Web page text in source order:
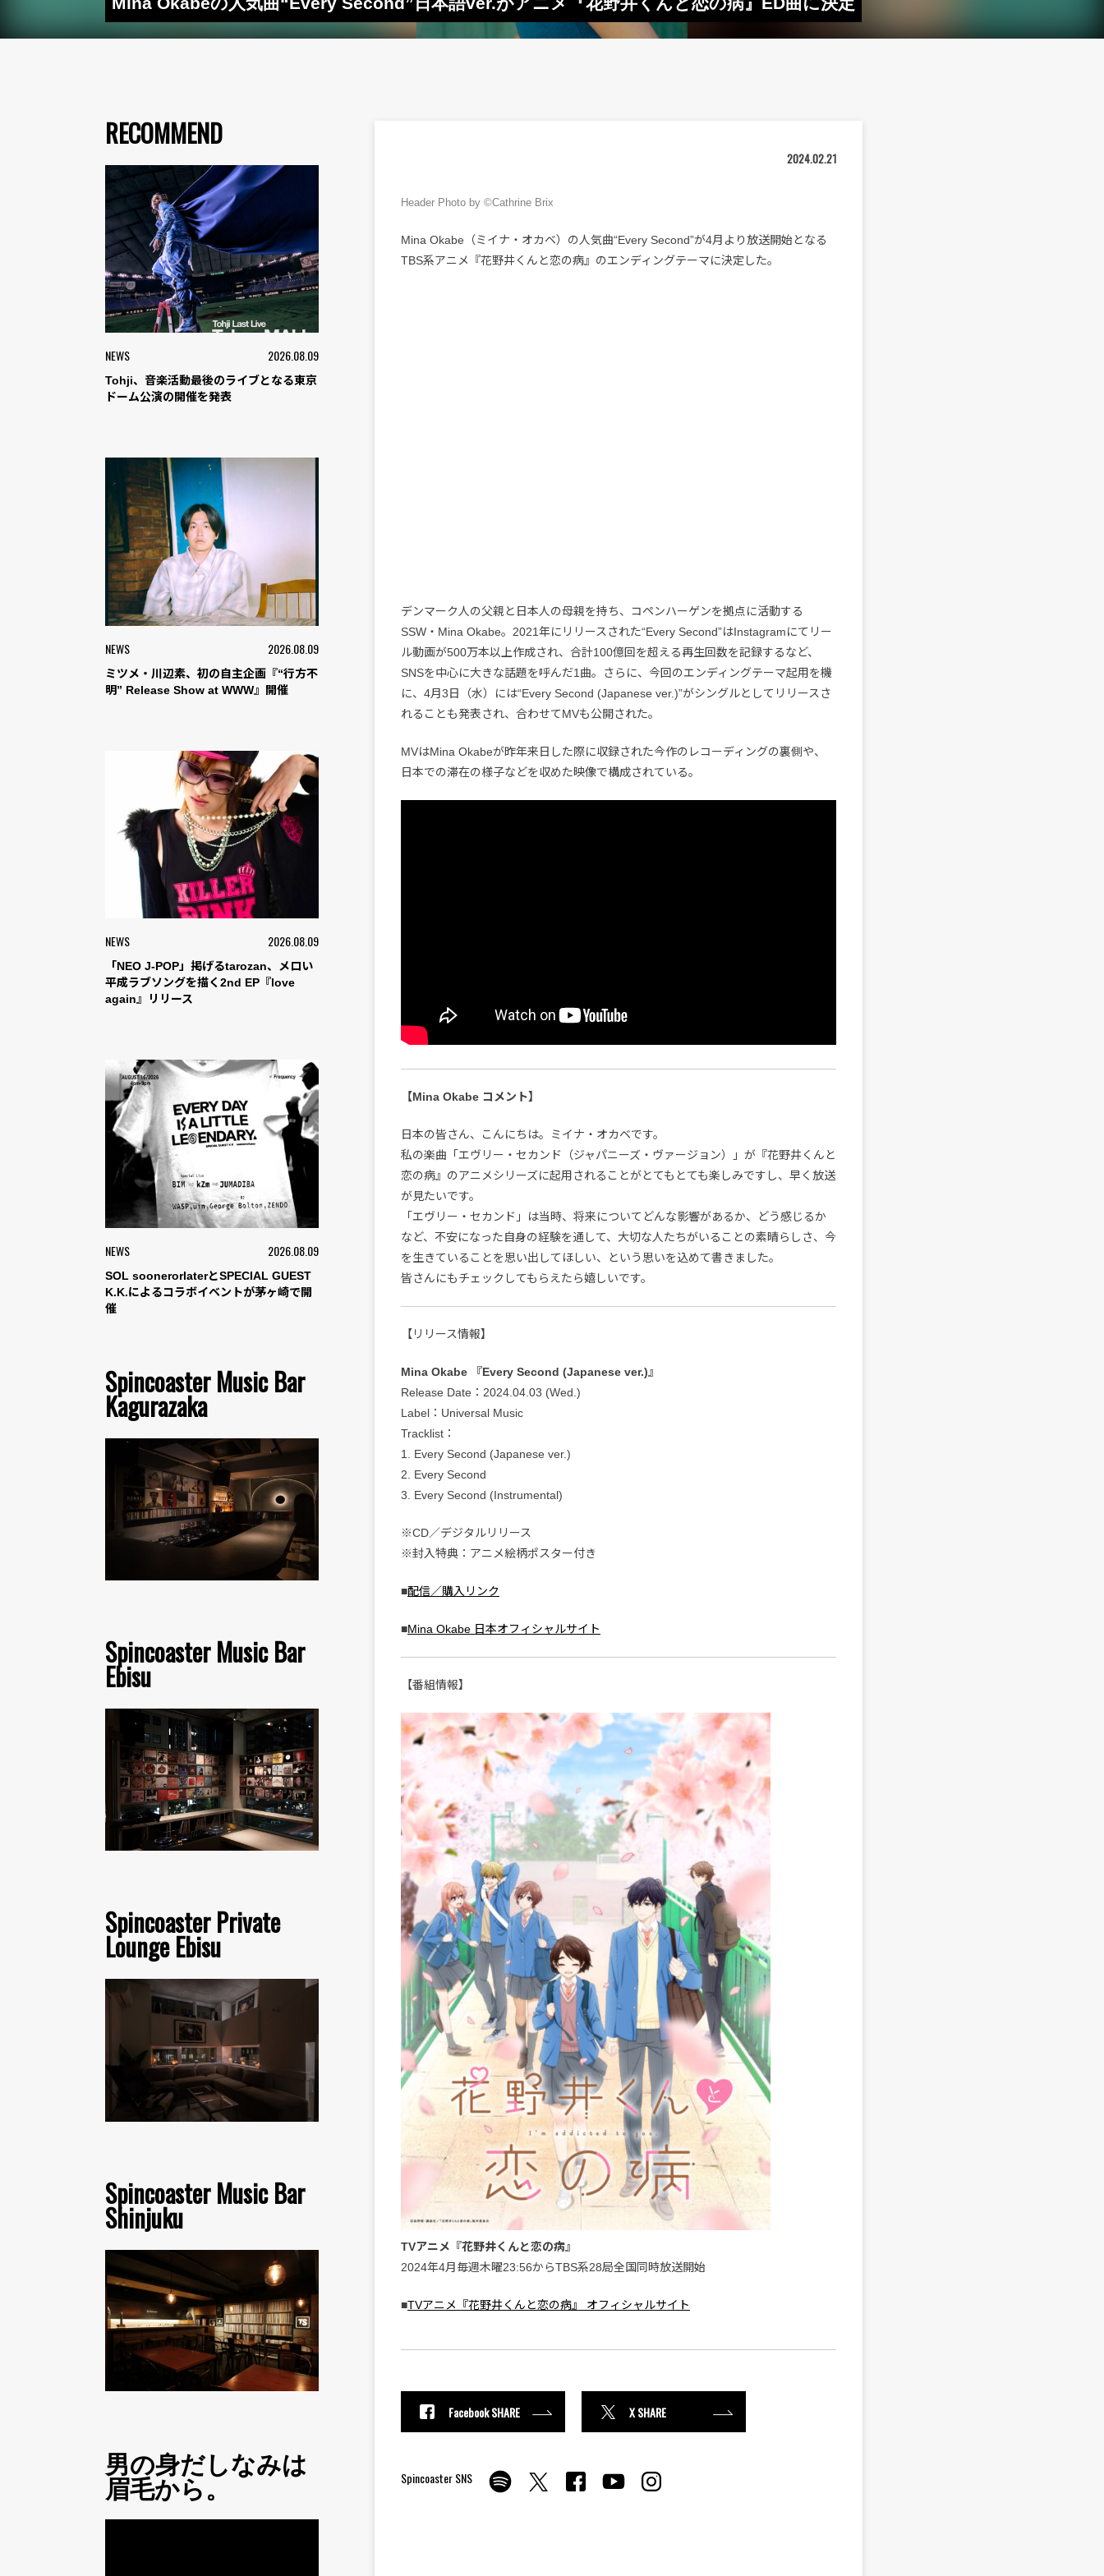
RECOMMEND
NEWS 2026.08.09
Tohji、音楽活動最後のライブとなる東京
ドーム公演の開催を発表
NEWS 2026.08.09
ミツメ・川辺素、初の自主企画『“行方不
明” Release Show at WWW』開催
NEWS 2026.08.09
「NEO J-POP」掲げるtarozan、メロい
平成ラブソングを描く2nd EP『love
again』リリース
NEWS 2026.08.09
SOL soonerorlaterとSPECIAL GUEST
K.K.によるコラボイベントが茅ヶ崎で開
催
Spincoaster Music Bar
Kagurazaka
Spincoaster Music Bar
Ebisu
Spincoaster Private
Lounge Ebisu
Spincoaster Music Bar
Shinjuku
男の身だしなみは
眉毛から。
2024.02.21
Header Photo by ©Cathrine Brix
Mina Okabe（ミイナ・オカベ）の人気曲“Every Second”が4月より放送開始となる
TBS系アニメ『花野井くんと恋の病』のエンディングテーマに決定した。
デンマーク人の父親と日本人の母親を持ち、コペンハーゲンを拠点に活動する
SSW・Mina Okabe。2021年にリリースされた“Every Second”はInstagramにてリー
ル動画が500万本以上作成され、合計100億回を超える再生回数を記録するなど、
SNSを中心に大きな話題を呼んだ1曲。さらに、今回のエンディングテーマ起用を機
に、4月3日（水）には“Every Second (Japanese ver.)”がシングルとしてリリースさ
れることも発表され、合わせてMVも公開された。
MVはMina Okabeが昨年来日した際に収録された今作のレコーディングの裏側や、
日本での滞在の様子などを収めた映像で構成されている。
【Mina Okabe コメント】
日本の皆さん、こんにちは。ミイナ・オカベです。
私の楽曲「エヴリー・セカンド（ジャパニーズ・ヴァージョン）」が『花野井くんと
恋の病』のアニメシリーズに起用されることがとてもとても楽しみですし、早く放送
が見たいです。
「エヴリー・セカンド」は当時、将来についてどんな影響があるか、どう感じるか
など、不安になった自身の経験を通して、大切な人たちがいることの素晴らしさ、今
を生きていることを思い出してほしい、という思いを込めて書きました。
皆さんにもチェックしてもらえたら嬉しいです。
【リリース情報】
Mina Okabe 『Every Second (Japanese ver.)』
Release Date：2024.04.03 (Wed.)
Label：Universal Music
Tracklist：
1. Every Second (Japanese ver.)
2. Every Second
3. Every Second (Instrumental)
※CD／デジタルリリース
※封入特典：アニメ絵柄ポスター付き
■配信／購入リンク
■Mina Okabe 日本オフィシャルサイト
【番組情報】
TVアニメ『花野井くんと恋の病』
2024年4月毎週木曜23:56からTBS系28局全国同時放送開始
■TVアニメ『花野井くんと恋の病』 オフィシャルサイト
Facebook SHARE X SHARE
Spincoaster SNS